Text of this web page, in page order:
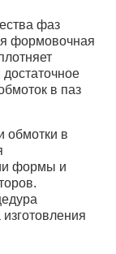
фаз
формовочная
в паз
обмотки в
формы и
изготовления